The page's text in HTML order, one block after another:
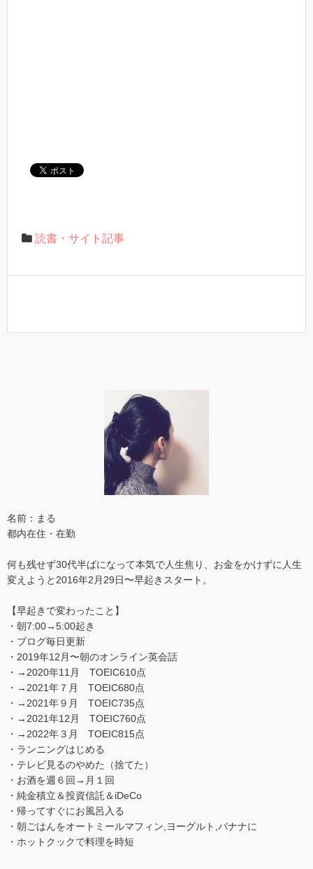
読書・サイト記事
名前：まる
都内在住・在勤
何も残せず30代半ばになって本気で人生焦り、お金をかけずに人生
変えようと2016年2月29日〜早起きスタート。
【早起きで変わったこと】
・朝7:00→5:00起き
・ブログ毎日更新
・2019年12月〜朝のオンライン英会話
・→2020年11月 TOEIC610点
・→2021年７月 TOEIC680点
・→2021年９月 TOEIC735点
・→2021年12月 TOEIC760点
・→2022年３月 TOEIC815点
・ランニングはじめる
・テレビ見るのやめた（捨てた）
・お酒を週６回→月１回
・純金積立＆投資信託＆iDeCo
・帰ってすぐにお風呂入る
・朝ごはんをオートミールマフィン,ヨーグルト,バナナに
・ホットクックで料理を時短